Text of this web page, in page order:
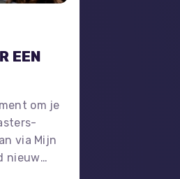
EEN
om je
via Mijn
nieuw